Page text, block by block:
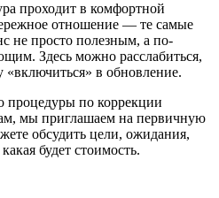
проходит в комфортной
отношение — те самые
не просто полезным, а по-
Здесь можно расслабиться,
«включиться» в обновление.
процедуры по коррекции
мы приглашаем на первичную
обсудить цели, ожидания,
будет стоимость.